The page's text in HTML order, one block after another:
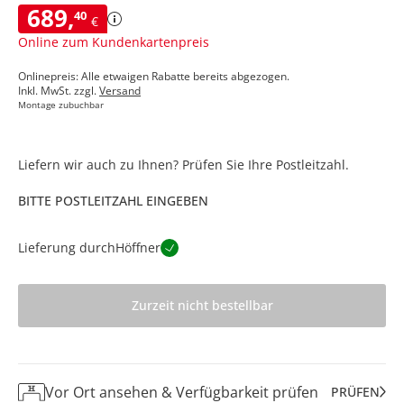
689,40 €
Online zum Kundenkartenpreis
Onlinepreis: Alle etwaigen Rabatte bereits abgezogen.
Inkl. MwSt. zzgl.Versand
Montage zubuchbar
Liefern wir auch zu Ihnen? Prüfen Sie Ihre Postleitzahl.
BITTE POSTLEITZAHL EINGEBEN
Lieferung durchHöffner
Zurzeit nicht bestellbar
Vor Ort ansehen & Verfügbarkeit prüfen PRÜFEN